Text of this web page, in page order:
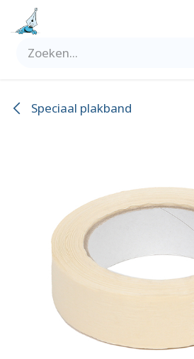
Overslaan naar inhoud
Speciaal plakband